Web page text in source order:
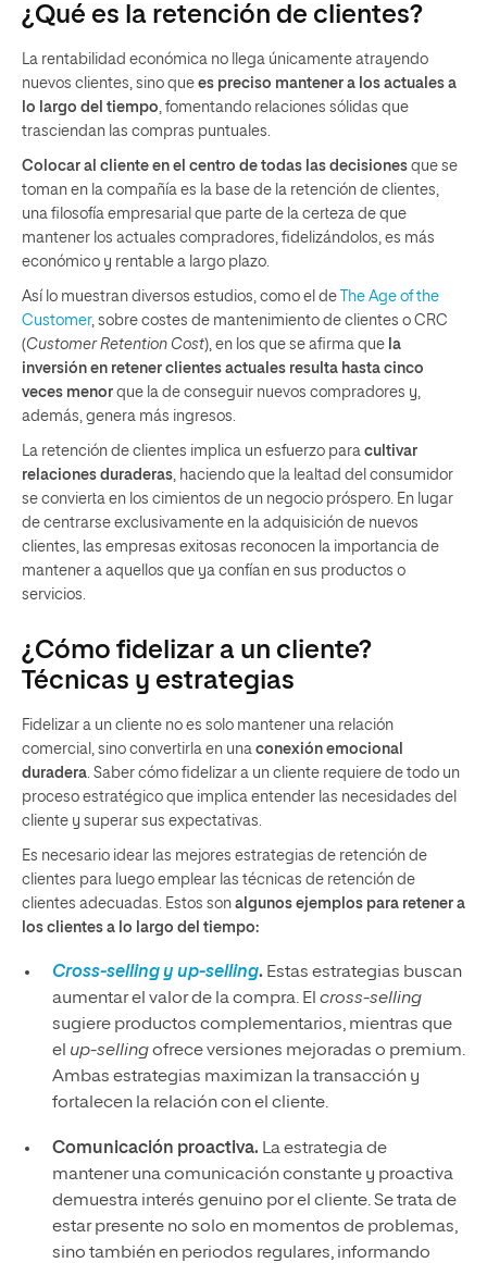
¿Qué es la retención de clientes?
La rentabilidad económica no llega únicamente atrayendo
nuevos clientes, sino que es preciso mantener a los actuales a
lo largo del tiempo , fomentando relaciones sólidas que
trasciendan las compras puntuales.
Colocar al cliente en el centro de todas las decisiones que se
toman en la compañía es la base de la retención de clientes,
una filosofía empresarial que parte de la certeza de que
mantener los actuales compradores, fidelizándolos, es más
económico y rentable a largo plazo.
Así lo muestran diversos estudios, como el de
The Age of the
Customer, sobre costes de mantenimiento de clientes o CRC
(Customer Retention Cost), en los que se afirma que la
inversión en retener clientes actuales resulta hasta cinco
veces menor que la de conseguir nuevos compradores y,
además, genera más ingresos.
La retención de clientes implica un esfuerzo para cultivar
relaciones duraderas , haciendo que la lealtad del consumidor
se convierta en los cimientos de un negocio próspero. En lugar
de centrarse exclusivamente en la adquisición de nuevos
clientes, las empresas exitosas reconocen la importancia de
mantener a aquellos que ya confían en sus productos o
servicios.
¿Cómo fidelizar a un cliente?
Técnicas y estrategias
Fidelizar a un cliente no es solo mantener una relación
comercial, sino convertirla en una conexión emocional
duradera . Saber cómo fidelizar a un cliente requiere de todo un
proceso estratégico que implica entender las necesidades del
cliente y superar sus expectativas.
Es necesario idear las mejores estrategias de retención de
clientes para luego emplear las técnicas de retención de
clientes adecuadas. Estos son algunos ejemplos para retener a
los clientes a lo largo del tiempo:
Cross-selling y up-selling. Estas estrategias buscan
aumentar el valor de la compra. El cross-selling
sugiere productos complementarios, mientras que
el up-sellingofrece versiones mejoradas o premium.
Ambas estrategias maximizan la transacción y
fortalecen la relación con el cliente.
Comunicación proactiva. La estrategia de
mantener una comunicación constante y proactiva
demuestra interés genuino por el cliente. Se trata de
estar presente no solo en momentos de problemas,
sino también en periodos regulares, informando